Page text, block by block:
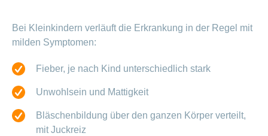
Bei Kleinkindern verläuft die Erkrankung in der Regel mit
milden Symptomen:
Fieber, je nach Kind unterschiedlich stark
Unwohlsein und Mattigkeit
Bläschenbildung über den ganzen Körper verteilt,
mit Juckreiz